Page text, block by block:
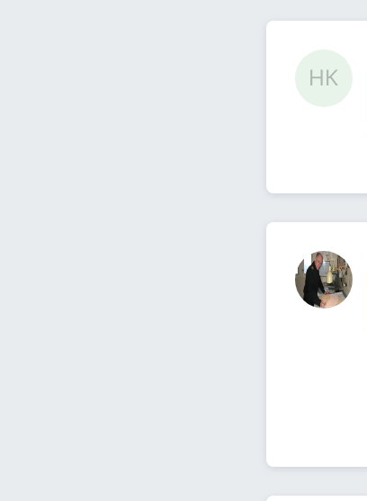
НК